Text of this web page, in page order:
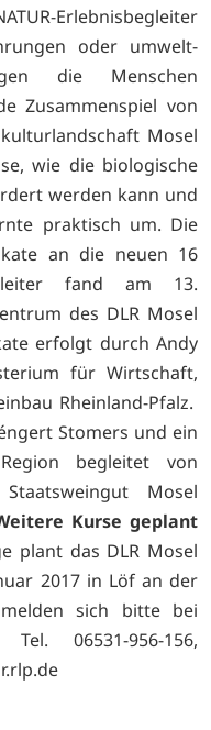
Erlebnisbegleiter
oder umwelt-
die Menschen
Zusammenspiel von
Mosel
wie die biologische
werden kann und
praktisch um. Die
an die neuen 16
fand am 13.
des DLR Mosel
erfolgt durch Andy
für Wirtschaft,
Rheinland-Pfalz.
Stomers und ein
begleitet von
Mosel
Kurse geplant
plant das DLR Mosel
2017 in Löf an der
melden sich bitte bei
06531-956-156,